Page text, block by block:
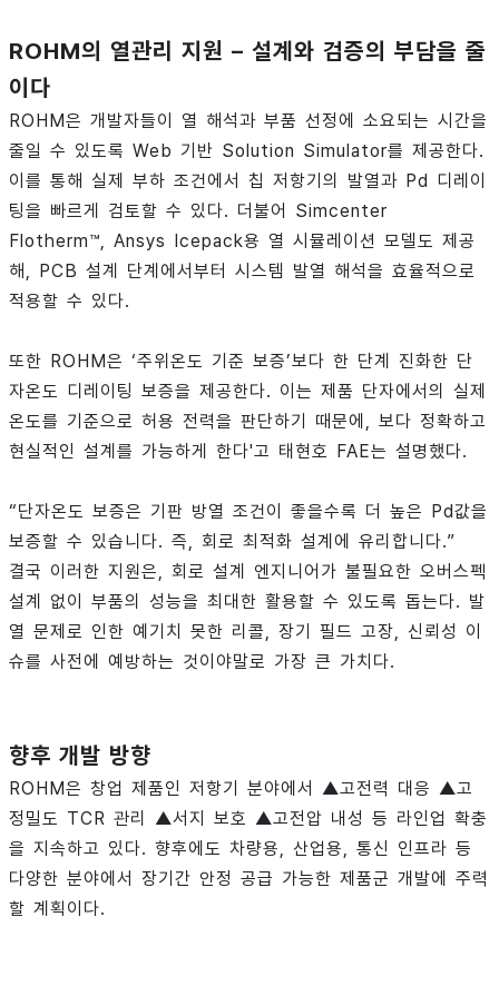
ROHM의 열관리 지원 – 설계와 검증의 부담을 줄
이다
ROHM은 개발자들이 열 해석과 부품 선정에 소요되는 시간을
줄일 수 있도록 Web 기반 Solution Simulator를 제공한다.
이를 통해 실제 부하 조건에서 칩 저항기의 발열과 Pd 디레이
팅을 빠르게 검토할 수 있다. 더불어 Simcenter
Flotherm™, Ansys Icepack용 열 시뮬레이션 모델도 제공
해, PCB 설계 단계에서부터 시스템 발열 해석을 효율적으로
적용할 수 있다.
또한 ROHM은 ‘주위온도 기준 보증’보다 한 단계 진화한 단
자온도 디레이팅 보증을 제공한다. 이는 제품 단자에서의 실제
온도를 기준으로 허용 전력을 판단하기 때문에, 보다 정확하고
현실적인 설계를 가능하게 한다'고 태현호 FAE는 설명했다.
“단자온도 보증은 기판 방열 조건이 좋을수록 더 높은 Pd값을
보증할 수 있습니다. 즉, 회로 최적화 설계에 유리합니다.”
결국 이러한 지원은, 회로 설계 엔지니어가 불필요한 오버스펙
설계 없이 부품의 성능을 최대한 활용할 수 있도록 돕는다. 발
열 문제로 인한 예기치 못한 리콜, 장기 필드 고장, 신뢰성 이
슈를 사전에 예방하는 것이야말로 가장 큰 가치다.
향후 개발 방향
ROHM은 창업 제품인 저항기 분야에서 ▲고전력 대응 ▲고
정밀도 TCR 관리 ▲서지 보호 ▲고전압 내성 등 라인업 확충
을 지속하고 있다. 향후에도 차량용, 산업용, 통신 인프라 등
다양한 분야에서 장기간 안정 공급 가능한 제품군 개발에 주력
할 계획이다.